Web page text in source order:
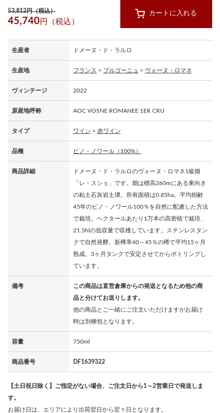
53,812円（税込）
45,740円（税込）
カートに入れる
生産者 ドメーヌ・ド・ラルロ
生産地 フランス > ブルゴーニュ > ヴォーヌ・ロマネ
ヴィンテージ 2022
原産地呼称 AOC VOSNE ROMANEE 1ER CRU
タイプ ワイン > 赤ワイン
品種 ピノ・ノワール（100%）
商品詳細
ドメーヌ・ド・ラルロのヴォーヌ・ロマネ1級畑
「レ・スショ」です。畑は標高260mにある東向き
の粘土石灰岩土壌。所有面積は0.85ha。平均樹齢
45年のピノ・ノワール100％を自然に配慮した方法
で栽培。ヘクタールあたり1万本の高密植で栽培、
21.5hlの低収量で収穫しています。ステンレスタン
クで自然発酵。新樽率40～45％の樽で平均15ヶ月
熟成。3ヶ月タンクで安定させてからボトリングし
ています。
備考
この商品は直営倉庫からの発送となるため他の商
品と分けてお送りします。
他の商品とご一緒にご注文いただけますがお届け
時は別梱包となります。
容量 750ml
商品番号 DF1639322
【土日祝日除く】ご指定がない場合、ご注文日から1～2営業日で発送しま
す。
お届け日は、エリアにより出荷翌日から翌々日となります。